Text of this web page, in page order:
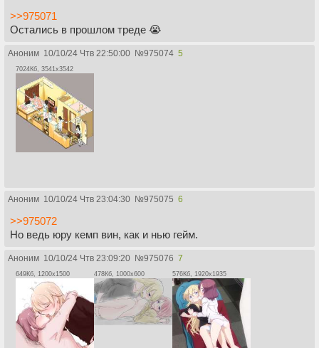
>>975071
Остались в прошлом треде 😭
Аноним 10/10/24 Чтв 22:50:00 №975074 5
7024Кб, 3541x3542
Аноним 10/10/24 Чтв 23:04:30 №975075 6
>>975072
Но ведь юру кемп вин, как и нью гейм.
Аноним 10/10/24 Чтв 23:09:20 №975076 7
649Кб, 1200x1500 478Кб, 1000x600 576Кб, 1920x1935